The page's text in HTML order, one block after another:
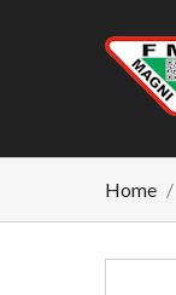
Home